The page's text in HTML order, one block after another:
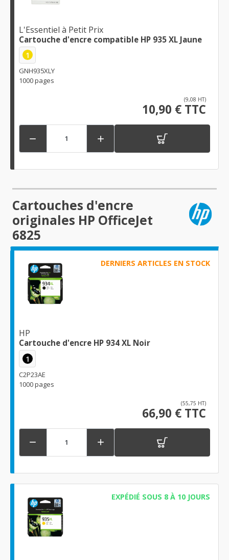
L'Essentiel à Petit Prix
Cartouche d'encre compatible HP 935 XL Jaune
1
GNH935XLY
1000 pages
(9,08 HT)
10,90 € TTC
 
Cartouches d'encre
originales HP OfficeJet
6825
DERNIERS ARTICLES EN STOCK
HP
Cartouche d'encre HP 934 XL Noir
1
C2P23AE
1000 pages
(55,75 HT)
66,90 € TTC
 
EXPÉDIÉ SOUS 8 À 10 JOURS